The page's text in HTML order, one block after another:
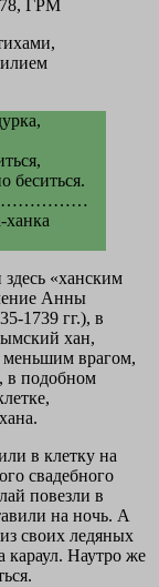
ГРМ
беситься.
«ханским
Анны
1739 гг.), в
хан,
меньшим врагом,
в подобном
в клетку на
свадебного
повезли в
на ночь. А
своих ледяных
караул. Наутро же